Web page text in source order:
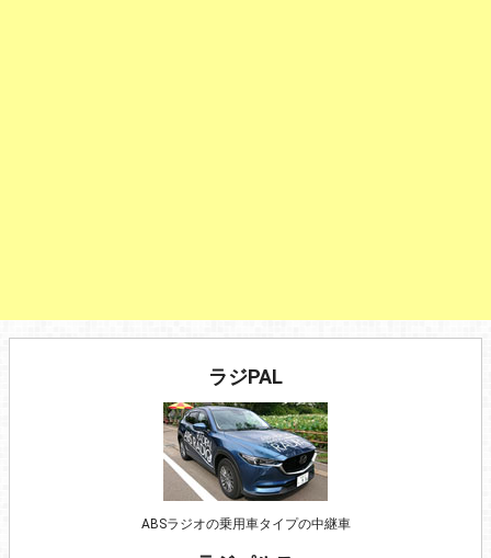
ラジPAL
ABSラジオの乗用車タイプの中継車